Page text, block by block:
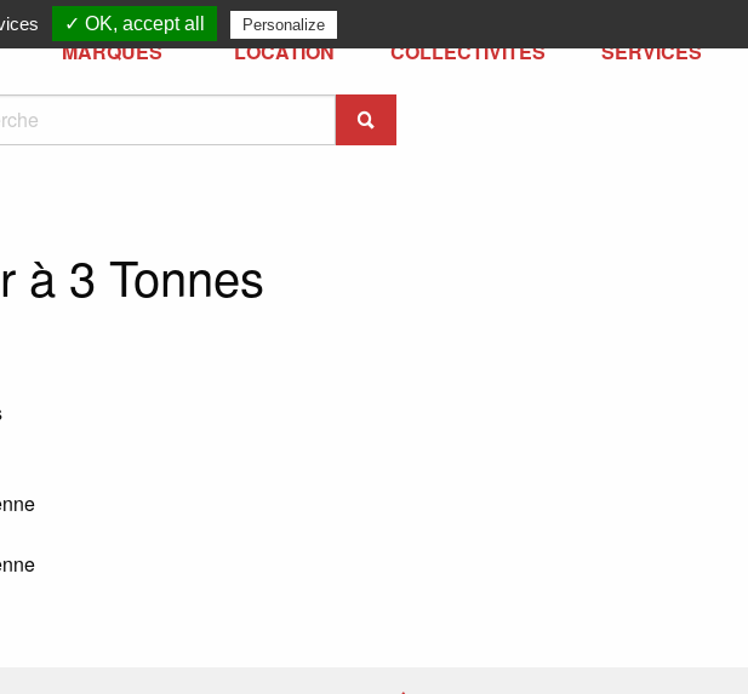
MARQUES LOCATION COLLECTIVITÉS SERVICES
à 3 Tonnes
✓ OK, accept all Personalize